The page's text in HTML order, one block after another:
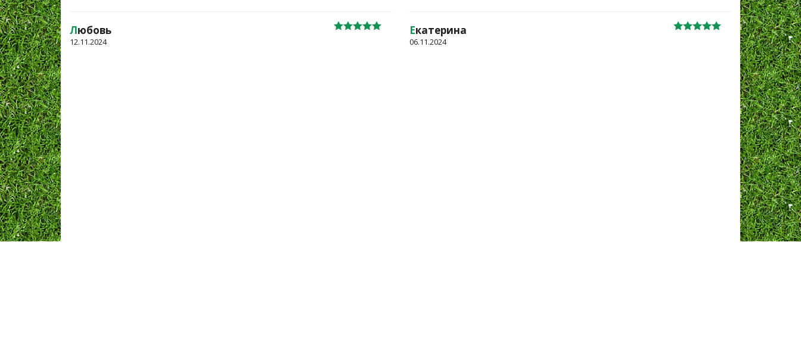
Любовь
12.11.2024
Екатерина
06.11.2024
Жанна
06.10.2024